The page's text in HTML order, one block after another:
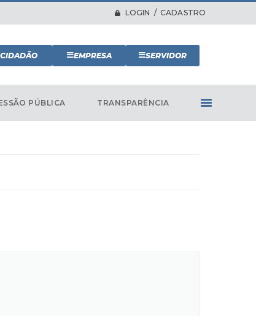
LOGIN / CADASTRO
CIDADÃO EMPRESA SERVIDOR
PÚBLICA TRANSPARÊNCIA